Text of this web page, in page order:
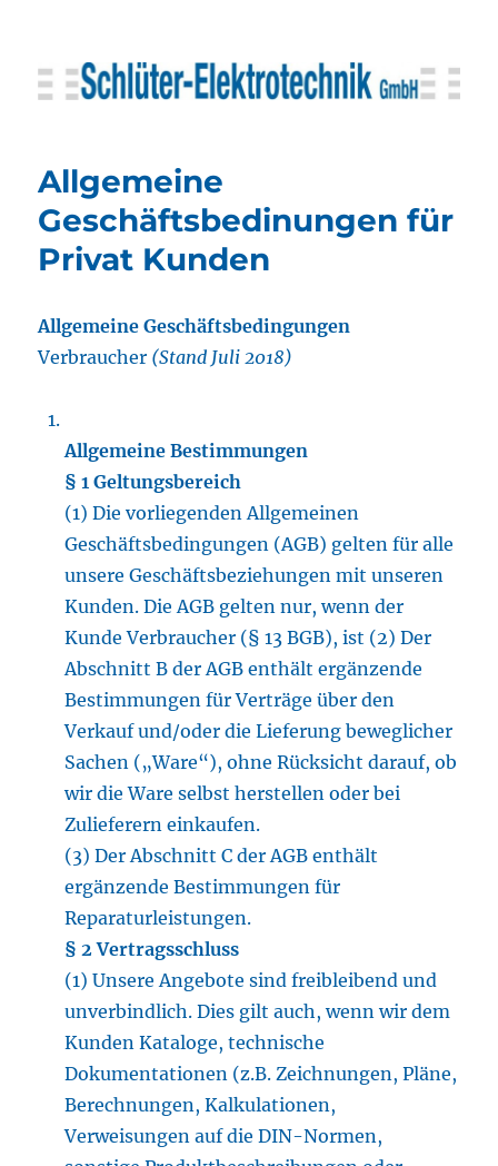
Schlüter-Elektrotechnik GmbH
Allgemeine
Geschäftsbedinungen für
Privat Kunden
Allgemeine Geschäftsbedingungen
Verbraucher (Stand Juli 2018)
Allgemeine Bestimmungen
§ 1 Geltungsbereich
(1) Die vorliegenden Allgemeinen
Geschäftsbedingungen (AGB) gelten für alle
unsere Geschäftsbeziehungen mit unseren
Kunden. Die AGB gelten nur, wenn der
Kunde Verbraucher (§ 13 BGB), ist (2) Der
Abschnitt B der AGB enthält ergänzende
Bestimmungen für Verträge über den
Verkauf und/oder die Lieferung beweglicher
Sachen („Ware“), ohne Rücksicht darauf, ob
wir die Ware selbst herstellen oder bei
Zulieferern einkaufen.
(3) Der Abschnitt C der AGB enthält
ergänzende Bestimmungen für
Reparaturleistungen.
§ 2 Vertragsschluss
(1) Unsere Angebote sind freibleibend und
unverbindlich. Dies gilt auch, wenn wir dem
Kunden Kataloge, technische
Dokumentationen (z.B. Zeichnungen, Pläne,
Berechnungen, Kalkulationen,
Verweisungen auf die DIN-Normen,